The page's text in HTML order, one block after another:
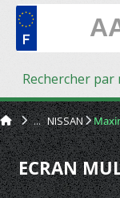
NISSAN
ECRAN